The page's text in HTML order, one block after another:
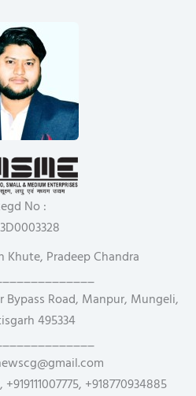
No :
Khute, Pradeep Chandra
Bypass Road, Manpur, Mungeli,
495334
+918770934885